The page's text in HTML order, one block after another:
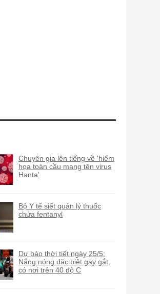
Chuyên gia lên tiếng về 'hiểm
họa toàn cầu mang tên virus
Hanta'
Bộ Y tế siết quản lý thuốc
chứa fentanyl
Dự báo thời tiết ngày 25/5:
Nắng nóng đặc biệt gay gắt,
có nơi trên 40 độ C